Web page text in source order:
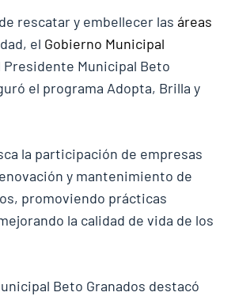
rescatar y embellecer las áreas
el Gobierno Municipal
Municipal Beto
el programa Adopta, Brilla y
la participación de empresas
y mantenimiento de
promoviendo prácticas
la calidad de vida de los
Beto Granados destacó